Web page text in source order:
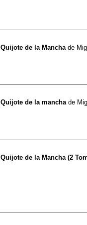
de la Mancha de
de la mancha de
de la Mancha (2